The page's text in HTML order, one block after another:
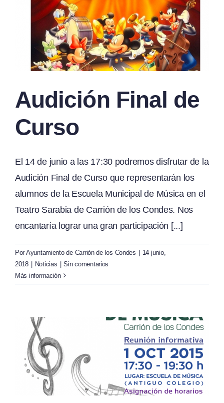
Audición Final de
Curso
El 14 de junio a las 17:30 podremos disfrutar de la
Audición Final de Curso que representarán los
alumnos de la Escuela Municipal de Música en el
Teatro Sarabia de Carrión de los Condes. Nos
encantaría lograr una gran participación [...]
Por Ayuntamiento de Carrión de los Condes | 14 junio,
2018 | Noticias | Sin comentarios
Más información